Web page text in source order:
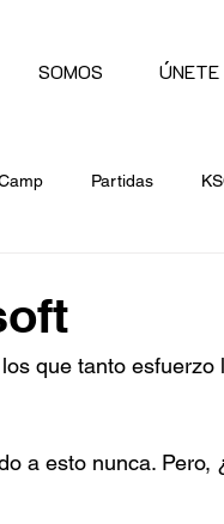
SOMOS ÚNETE
Partidas
que tanto esfuerzo
a esto nunca. Pero,